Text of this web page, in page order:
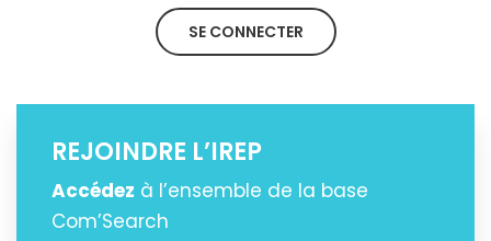
SE CONNECTER
REJOINDRE L’IREP
Accédez à l’ensemble de la base
Com’Search